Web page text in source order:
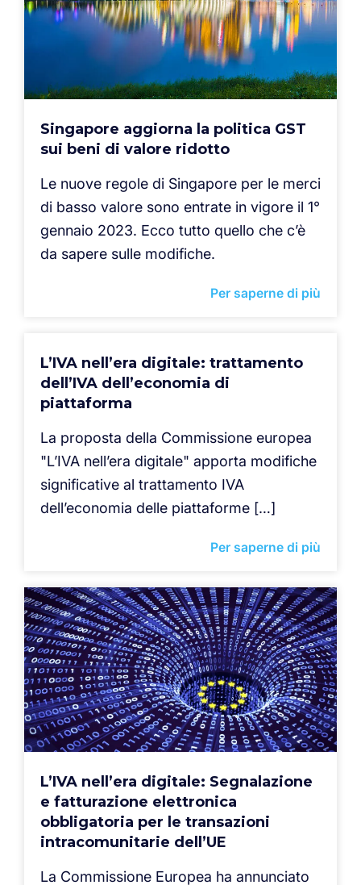
Singapore aggiorna la politica GST
sui beni di valore ridotto
Le nuove regole di Singapore per le merci
di basso valore sono entrate in vigore il 1°
gennaio 2023. Ecco tutto quello che c’è
da sapere sulle modifiche.
Per saperne di più
L’IVA nell’era digitale: trattamento
dell’IVA dell’economia di
piattaforma
La proposta della Commissione europea
"L’IVA nell’era digitale" apporta modifiche
significative al trattamento IVA
dell’economia delle piattaforme […]
Per saperne di più
L’IVA nell’era digitale: Segnalazione
e fatturazione elettronica
obbligatoria per le transazioni
intracomunitarie dell’UE
La Commissione Europea ha annunciato